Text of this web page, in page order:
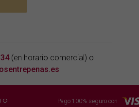
(en horario comercial) o
Pago 100% seguro con